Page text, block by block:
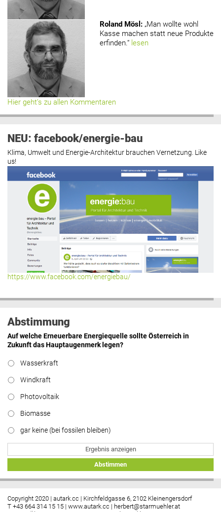
Roland Mösl : „Man wollte wohl
Kasse machen statt neue Produkte
erfinden.“ lesen
Hier geht’s zu allen Kommentaren
NEU: facebook/energie-bau
Klima, Umwelt und Energie-Architektur brauchen Vernetzung. Like
us!
https://www.facebook.com/energiebau/
Abstimmung
Auf welche Erneuerbare Energiequelle sollte Österreich in
Zukunft das Hauptaugenmerk legen?
Wasserkraft
Windkraft
Photovoltaik
Biomasse
gar keine (bei fossilen bleiben)
Ergebnis anzeigen
Abstimmen
Copyright 2020 | autark.cc | Kirchfeldgasse 6, 2102 Kleinengersdorf
T +43 664 314 15 15 | www.autark.cc | herbert@starmuehler.at